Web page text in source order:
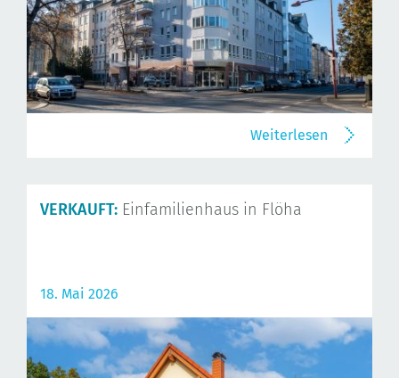
Weiterlesen
VERKAUFT: Einfamilienhaus in Flöha
18. Mai 2026